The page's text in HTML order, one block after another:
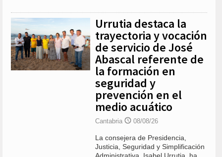
Urrutia destaca la
trayectoria y vocación
de servicio de José
Abascal referente de
la formación en
seguridad y
prevención en el
medio acuático
Cantabria 08/08/26
La consejera de Presidencia,
Justicia, Seguridad y Simplificación
Administrativa, Isabel Urrutia, ha